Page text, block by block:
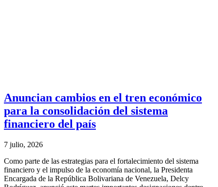
Anuncian cambios en el tren económico
para la consolidación del sistema
financiero del país
7 julio, 2026
Como parte de las estrategias para el fortalecimiento del sistema
financiero y el impulso de la economía nacional, la Presidenta
Encargada de la República Bolivariana de Venezuela, Delcy